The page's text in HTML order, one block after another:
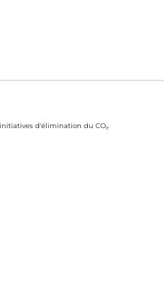
r
r
d'élimination du CO₂.